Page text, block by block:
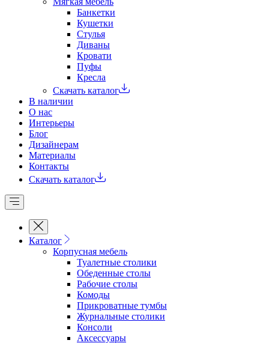
Банкетки
Кушетки
Стулья
Диваны
Кровати
Пуфы
Кресла
Скачать каталог
В наличии
О нас
Интерьеры
Блог
Дизайнерам
Материалы
Контакты
Скачать каталог
Каталог
Корпусная мебель
Туалетные столики
Обеденные cтолы
Рабочие столы
Комоды
Прикроватные тумбы
Журнальные столики
Консоли
Аксессуары